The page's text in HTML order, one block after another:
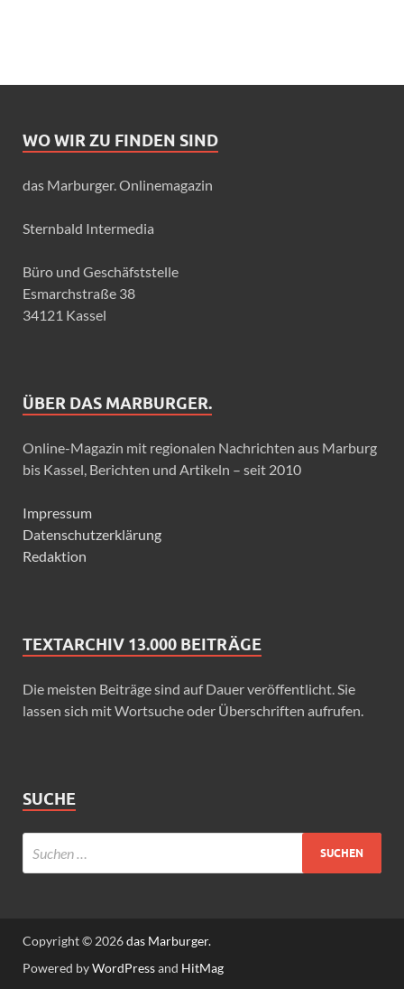
WO WIR ZU FINDEN SIND
das Marburger. Onlinemagazin
Sternbald Intermedia
Büro und Geschäfststelle
Esmarchstraße 38
34121 Kassel
ÜBER DAS MARBURGER.
Online-Magazin mit regionalen Nachrichten aus Marburg
bis Kassel, Berichten und Artikeln – seit 2010
Impressum
Datenschutzerklärung
Redaktion
TEXTARCHIV 13.000 BEITRÄGE
Die meisten Beiträge sind auf Dauer veröffentlicht. Sie
lassen sich mit Wortsuche oder Überschriften aufrufen.
SUCHE
Copyright © 2026das Marburger.
Powered byWordPressand HitMag